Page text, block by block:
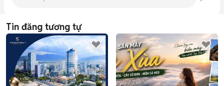
Tin đăng tương tự